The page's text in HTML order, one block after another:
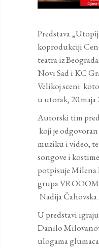
Predstava
koprodukciji
teatra iz
Novi Sad i KC
Velikoj sceni
u utorak, 20.maja
Autorski tim
koji je
muziku i video,
songove i
potpisuje Milena
grupa
Nadija
U predstavi
Danilo
ulogama